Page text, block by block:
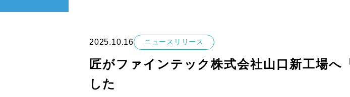
2025.10.16 ニュースリリース
匠がファインテック株式会社山口新工場へ
した